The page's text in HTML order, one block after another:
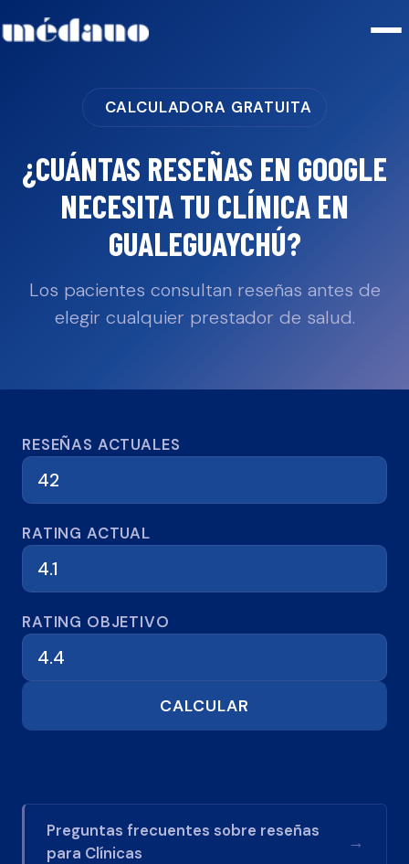
CALCULADORA GRATUITA
¿CUÁNTAS RESEÑAS EN GOOGLE
NECESITA TU CLÍNICA EN
GUALEGUAYCHÚ?
Los pacientes consultan reseñas antes de
elegir cualquier prestador de salud.
Calculadora de reseñas
RESEÑAS ACTUALES
RATING ACTUAL
RATING OBJETIVO
CALCULAR
Preguntas frecuentes sobre reseñas
para Clínicas
→